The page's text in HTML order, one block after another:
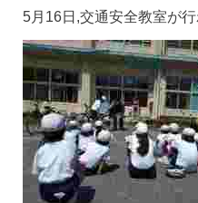
5月16日,交通安全教室が行